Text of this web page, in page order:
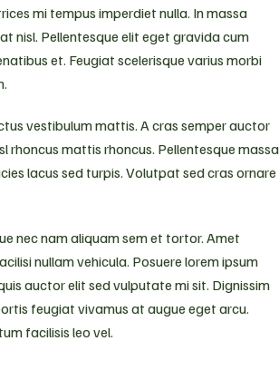
mi tempus imperdiet nulla. In massa
nisl. Pellentesque elit eget gravida cum
et. Feugiat scelerisque varius morbi
vestibulum mattis. A cras semper auctor
rhoncus mattis rhoncus. Pellentesque massa
lacus sed turpis. Volutpat sed cras ornare
nec nam aliquam sem et tortor. Amet
nullam vehicula. Posuere lorem ipsum
auctor elit sed vulputate mi sit. Dignissim
feugiat vivamus at augue eget arcu.
facilisis leo vel.